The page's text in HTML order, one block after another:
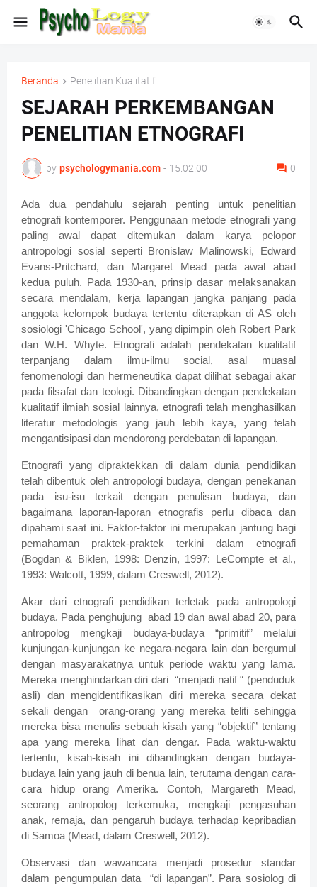
Beranda Penelitian Kualitatif
SEJARAH PERKEMBANGAN
PENELITIAN ETNOGRAFI
by psychologymania.com - 15.02.00 0
Ada dua pendahulu sejarah penting untuk penelitian
etnografi kontemporer. Penggunaan metode etnografi yang
paling awal dapat ditemukan dalam karya pelopor
antropologi sosial seperti Bronislaw Malinowski, Edward
Evans-Pritchard, dan Margaret Mead pada awal abad
kedua puluh. Pada 1930-an, prinsip dasar melaksanakan
secara mendalam, kerja lapangan jangka panjang pada
anggota kelompok budaya tertentu diterapkan di AS oleh
sosiologi 'Chicago School', yang dipimpin oleh Robert Park
dan W.H. Whyte. Etnografi adalah pendekatan kualitatif
terpanjang dalam ilmu-ilmu social, asal muasal
fenomenologi dan hermeneutika dapat dilihat sebagai akar
pada filsafat dan teologi. Dibandingkan dengan pendekatan
kualitatif ilmiah sosial lainnya, etnografi telah menghasilkan
literatur metodologis yang jauh lebih kaya, yang telah
mengantisipasi dan mendorong perdebatan di lapangan.
Etnografi yang dipraktekkan di dalam dunia pendidikan
telah dibentuk oleh antropologi budaya, dengan penekanan
pada isu-isu terkait dengan penulisan budaya, dan
bagaimana laporan-laporan etnografis perlu dibaca dan
dipahami saat ini. Faktor-faktor ini merupakan jantung bagi
pemahaman praktek-praktek terkini dalam etnografi
(Bogdan & Biklen, 1998: Denzin, 1997: LeCompte et al.,
1993: Walcott, 1999, dalam Creswell, 2012).
Akar dari etnografi pendidikan terletak pada antropologi
budaya. Pada penghujung abad 19 dan awal abad 20, para
antropolog mengkaji budaya-budaya “primitif” melalui
kunjungan-kunjungan ke negara-negara lain dan bergumul
dengan masyarakatnya untuk periode waktu yang lama.
Mereka menghindarkan diri dari “menjadi natif “ (penduduk
asli) dan mengidentifikasikan diri mereka secara dekat
sekali dengan
orang-orang yang mereka teliti sehingga
mereka bisa menulis sebuah kisah yang “objektif” tentang
apa yang mereka lihat dan dengar. Pada waktu-waktu
tertentu, kisah-kisah ini dibandingkan dengan budaya-
budaya lain yang jauh di benua lain, terutama dengan cara-
cara hidup orang Amerika. Contoh, Margareth Mead,
seorang antropolog terkemuka, mengkaji pengasuhan
anak, remaja, dan pengaruh budaya terhadap kepribadian
di Samoa (Mead, dalam Creswell, 2012).
Observasi dan wawancara menjadi prosedur standar
dalam pengumpulan data
“di lapangan”. Para sosiolog di